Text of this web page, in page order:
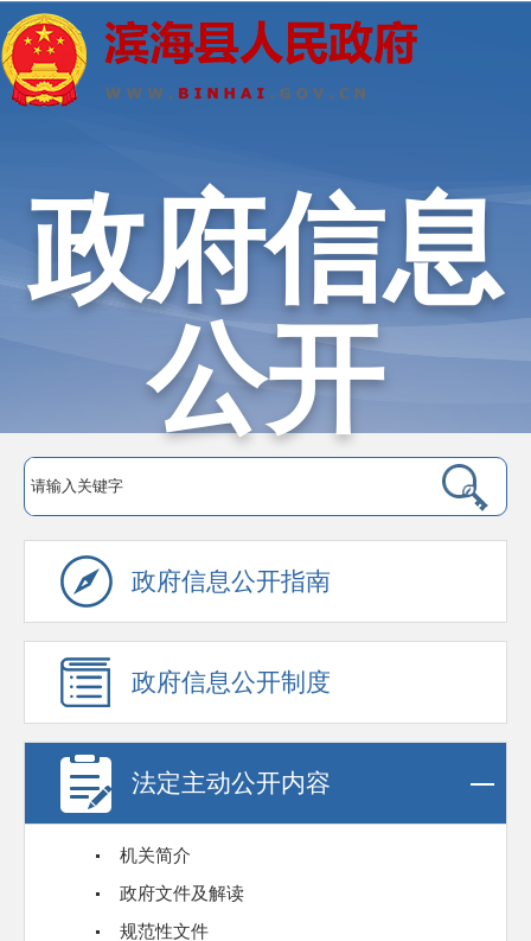
政府信息
公开
政府信息公开指南
政府信息公开制度
法定主动公开内容
机关简介
政府文件及解读
规范性文件